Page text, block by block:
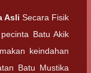
Asli Secara Fisik
Batu Akik
keindahan
Batu Mustika